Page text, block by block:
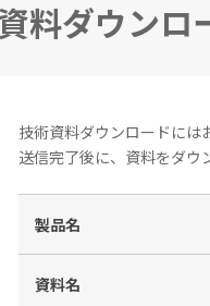
料ダウンロ
技術資料ダウンロードには
送信完了後に、資料をダウ
製品名
資料名